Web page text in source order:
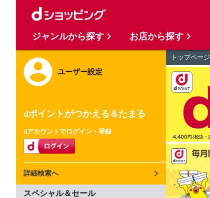
ユーザー設定
dポイントがつかえる＆たまる
dアカウントでログイン・登録
詳細検索へ
スペシャル＆セール
トップページ
ジャンルから探す お店から探す